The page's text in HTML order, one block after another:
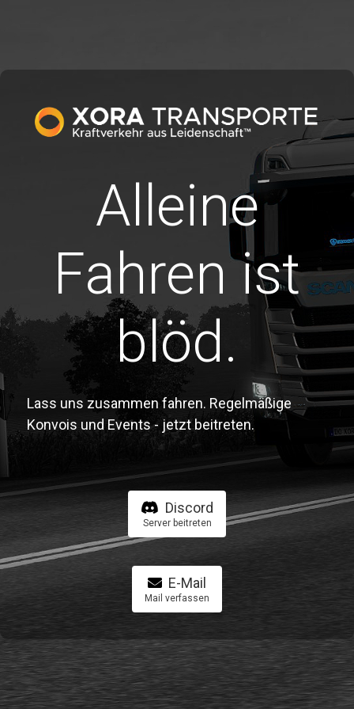
Alleine
Fahren ist
blöd.
Lass uns zusammen fahren. Regelmäßige
Konvois und Events - jetzt beitreten.
Discord
Server beitreten
E-Mail
Mail verfassen